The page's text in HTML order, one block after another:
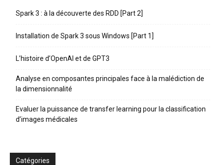
Spark 3 : à la découverte des RDD [Part 2]
Installation de Spark 3 sous Windows [Part 1]
L’histoire d’OpenAI et de GPT3
Analyse en composantes principales face à la malédiction de
la dimensionnalité
Evaluer la puissance de transfer learning pour la classification
d’images médicales
Catégories